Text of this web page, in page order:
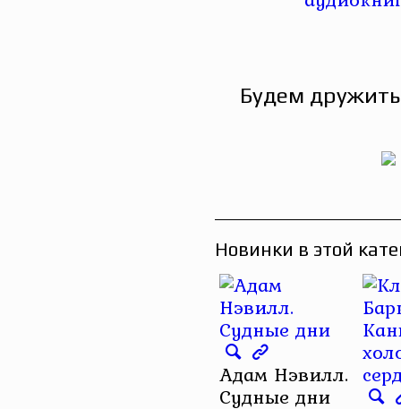
Будем
Новинки в этой
Адам Нэвилл.
Судные дни